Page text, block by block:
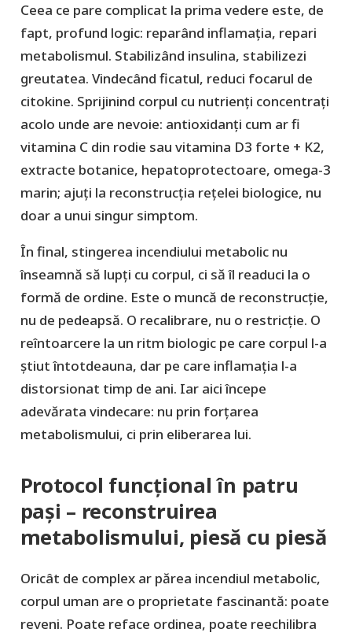
Ceea ce pare complicat la prima vedere este, de
fapt, profund logic: reparând inflamația, repari
metabolismul. Stabilizând insulina, stabilizezi
greutatea. Vindecând ficatul, reduci focarul de
citokine. Sprijinind corpul cu nutrienți concentrați
acolo unde are nevoie: antioxidanți cum ar fi
vitamina C din rodie sau vitamina D3 forte + K2,
extracte botanice, hepatoprotectoare, omega-3
marin; ajuți la reconstrucția rețelei biologice, nu
doar a unui singur simptom.
În final, stingerea incendiului metabolic nu
înseamnă să lupți cu corpul, ci să îl readuci la o
formă de ordine. Este o muncă de reconstrucție,
nu de pedeapsă. O recalibrare, nu o restricție. O
reîntoarcere la un ritm biologic pe care corpul l-a
știut întotdeauna, dar pe care inflamația l-a
distorsionat timp de ani. Iar aici începe
adevărata vindecare: nu prin forțarea
metabolismului, ci prin eliberarea lui.
Protocol funcțional în patru
pași – reconstruirea
metabolismului, piesă cu piesă
Oricât de complex ar părea incendiul metabolic,
corpul uman are o proprietate fascinantă: poate
reveni. Poate reface ordinea, poate reechilibra